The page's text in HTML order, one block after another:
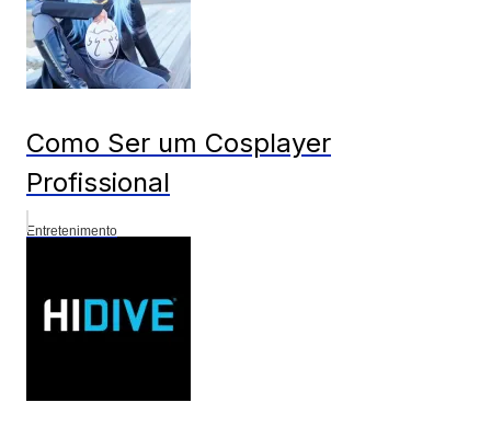
Como Ser um Cosplayer
Profissional
Entretenimento